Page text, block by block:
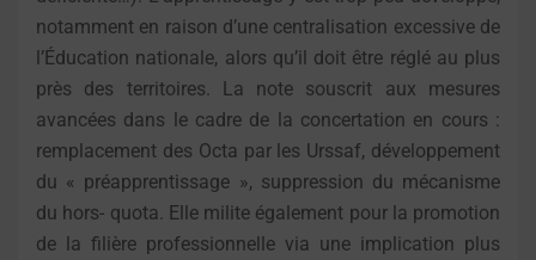
notamment en raison d’une centralisation excessive de
l’Éducation nationale, alors qu’il doit être réglé au plus
près des territoires. La note souscrit aux mesures
avancées dans le cadre de la concertation en cours :
remplacement des Octa par les Urssaf, développement
du « préapprentissage », suppression du mécanisme
du hors- quota. Elle milite également pour la promotion
de la filière professionnelle via une implication plus